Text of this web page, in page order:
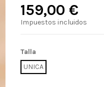
159,00 €
Impuestos incluidos
Talla
UNICA